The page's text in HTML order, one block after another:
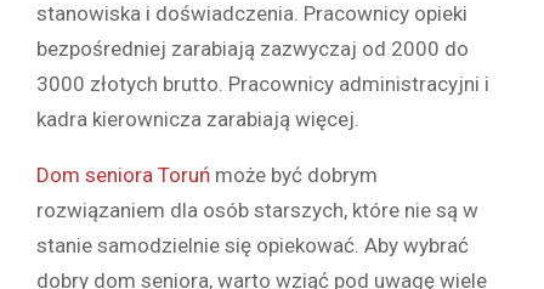
stanowiska i doświadczenia. Pracownicy opieki
bezpośredniej zarabiają zazwyczaj od 2000 do
3000 złotych brutto. Pracownicy administracyjni i
kadra kierownicza zarabiają więcej.
Dom seniora Toruń może być dobrym
rozwiązaniem dla osób starszych, które nie są w
stanie samodzielnie się opiekować. Aby wybrać
dobry dom seniora, warto wziąć pod uwagę wiele